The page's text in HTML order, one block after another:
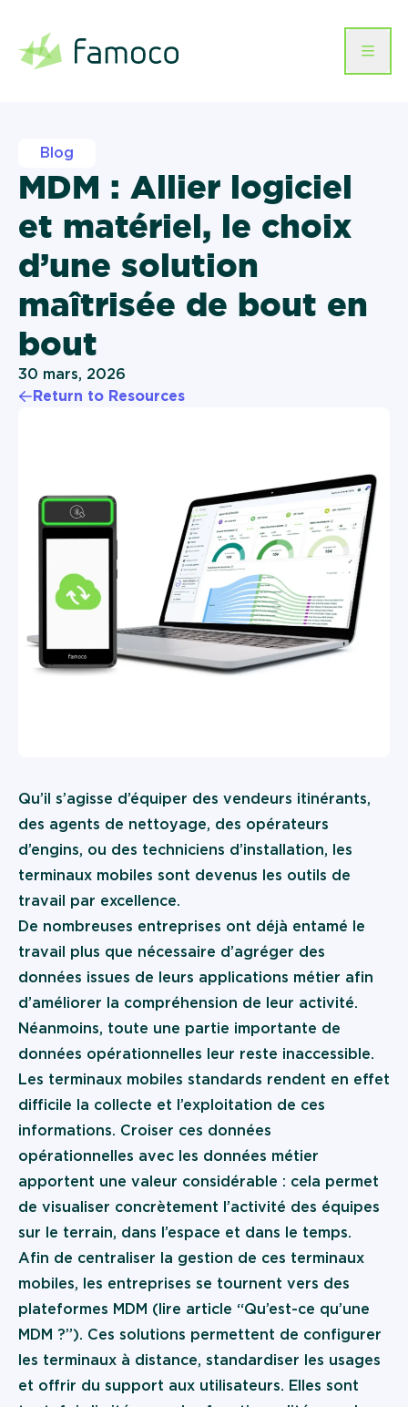
Gestion des équipes et
logistique
Santé
Transport & Mobilité
Développement
Hardware
Terminaux mobiles
Cartes à puce
Imprimantes d’émission
instantanée
Famoco Management Suite
Paiement
Connectivité
Ressources
Carrière
Cas clients
RSE
MDM
Contactez-nous
Blog
MDM : Allier logiciel
et matériel, le choix
d’une solution
maîtrisée de bout en
bout
30 mars, 2026
Return to Resources
Qu’il s’agisse d’équiper des vendeurs itinérants,
des agents de nettoyage, des opérateurs
d’engins, ou des techniciens d’installation, les
terminaux mobiles sont devenus les outils de
travail par excellence.
De nombreuses entreprises ont déjà entamé le
travail plus que nécessaire d’agréger des
données issues de leurs applications métier afin
d’améliorer la compréhension de leur activité.
Néanmoins, toute une partie importante de
données opérationnelles leur reste inaccessible.
Les terminaux mobiles standards rendent en effet
difficile la collecte et l’exploitation de ces
informations. Croiser ces données
opérationnelles avec les données métier
apportent une valeur considérable : cela permet
de visualiser concrètement l’activité des équipes
sur le terrain, dans l’espace et dans le temps.
Afin de centraliser la gestion de ces terminaux
mobiles, les entreprises se tournent vers des
plateformes MDM (lire article “Qu’est-ce qu’une
MDM ?”). Ces solutions permettent de configurer
les terminaux à distance, standardiser les usages
et offrir du support aux utilisateurs. Elles sont